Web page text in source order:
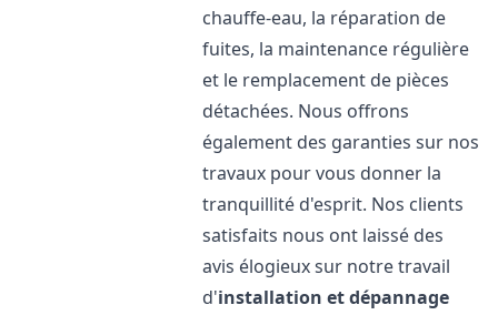
chauffe-eau, la réparation de
fuites, la maintenance régulière
et le remplacement de pièces
détachées. Nous offrons
également des garanties sur nos
travaux pour vous donner la
tranquillité d'esprit. Nos clients
satisfaits nous ont laissé des
avis élogieux sur notre travail
d'installation et dépannage